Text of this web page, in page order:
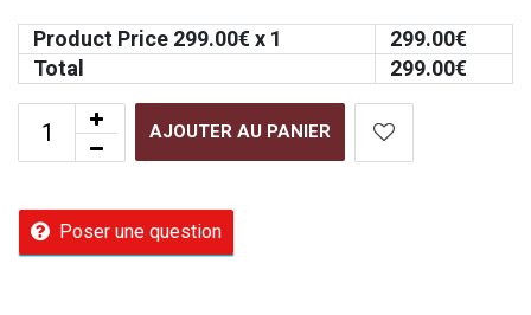
Product Price 299.00€ x 1 299.00€
Total
299.00€
AJOUTER AU PANIER
Poser une question